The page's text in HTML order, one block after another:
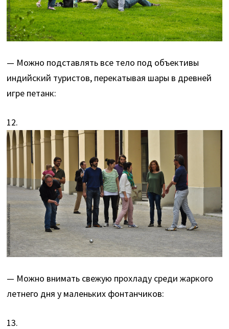
— Можно подставлять все тело под объективы
индийский туристов, перекатывая шары в древней
игре петанк:
12.
— Можно внимать свежую прохладу среди жаркого
летнего дня у маленьких фонтанчиков:
13.